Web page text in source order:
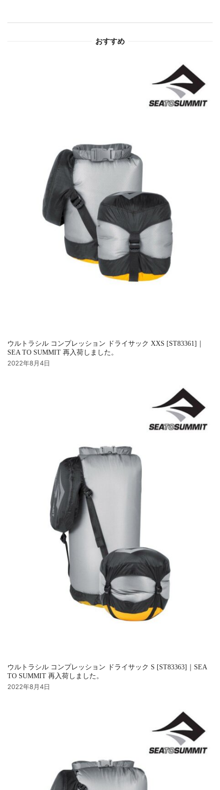
おすすめ
ウルトラシル コンプレッション ドライサック XXS [ST83361]｜
SEA TO SUMMIT 再入荷しました。
2022年8月4日
ウルトラシル コンプレッション ドライサック S [ST83363]｜SEA
TO SUMMIT 再入荷しました。
2022年8月4日